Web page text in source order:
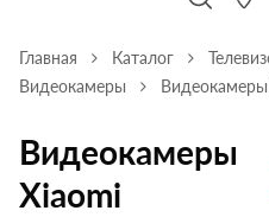
Главная Каталог
Видеокамеры
Видеокамеры
Xiaomi